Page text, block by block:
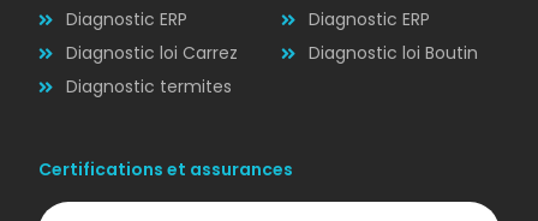
Diagnostic ERP
Diagnostic loi Carrez
Diagnostic termites
Diagnostic ERP
Diagnostic loi Boutin
Certifications et assurances